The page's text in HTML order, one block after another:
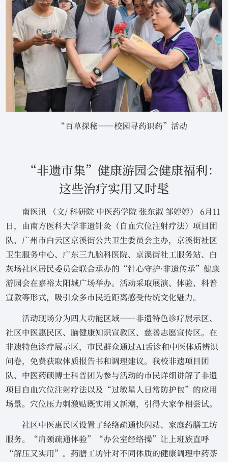
“百草探秘——校园寻药识药”活动
“非遗市集”健康游园会健康福利：
这些治疗实用又时髦
南医讯 （文/ 科研院 中医药学院 张东淑 邹婷婷） 6月11
日，由南方医科大学非遗针灸（自血穴位注射疗法）项目团
队、广州市白云区京溪街公共卫生委员会主办，京溪街社区
卫生服务中心、广东三九脑科医院、京溪街社工服务站、白
灰场社区居民委员会联合承办的“针心守护·非遗传承”健康
游园会在嘉裕太阳城广场举办。活动采取展演、体验、科普
宣教等形式，吸引众多市民近距离感受传统文化魅力。
活动现场分为四大功能区域——非遗特色诊疗展示区、
社区中医惠民区、脑健康知识宣教区、慈善志愿宣传区。在
非遗特色诊疗展示区，市民群众通过AI舌诊和中医体质辨识
问卷，免费获取体质报告书和调理建议。我校非遗项目团
队、中医药硕博士科普团为参与活动的市民详细讲解了非遗
项目自血穴位注射疗法以及“过敏星人日常防护包”的应用
场景。穴位压力刺激贴既实用又新潮，引得大家争相尝试。
社区中医惠民区设置了经络疏通快闪站、家庭药膳工坊
服务。“肩颈疏通体验”“办公室经络操”让上班族直呼
“解压又实用”。药膳工坊针对不同体质的健康调理中药茶